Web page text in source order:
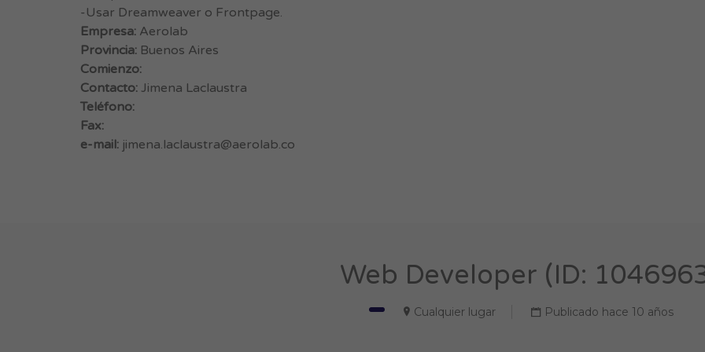
-Usar Dreamweaver o Frontpage.
Empresa: Aerolab
Provincia: Buenos Aires
Comienzo:
Contacto: Jimena Laclaustra
Teléfono:
Fax:
e-mail: jimena.laclaustra@aerolab.co
Web Developer (ID:
Cualquier lugar Publicado hace 10 años